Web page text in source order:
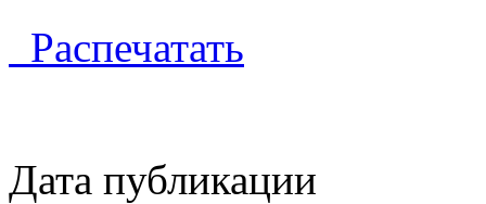
Распечатать
Дата публикации